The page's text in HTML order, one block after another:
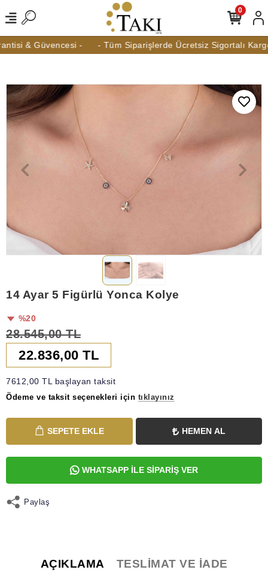
& Güvencesi - - Tüm Siparişlerde Ücretsiz Sigortalı Kargo
0
14 Ayar 5 Figürlü Yonca Kolye
%20
28.545,00 TL
22.836,00 TL
7612,00 TL başlayan taksit
Ödeme ve taksit seçenekleri için tıklayınız
SEPETE EKLE HEMEN AL
WHATSAPP İLE SİPARİŞ VER
Paylaş
AÇIKLAMA TESLIMAT VE İADE